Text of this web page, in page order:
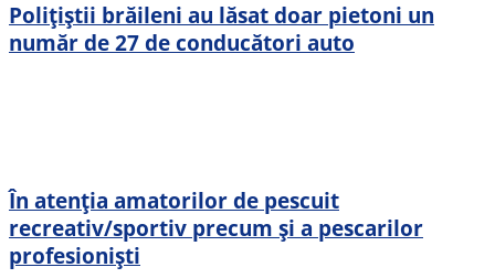
Polițiștii brăileni au lăsat doar pietoni un
număr de 27 de conducători auto
În atenția amatorilor de pescuit
recreativ/sportiv precum și a pescarilor
profesioniști